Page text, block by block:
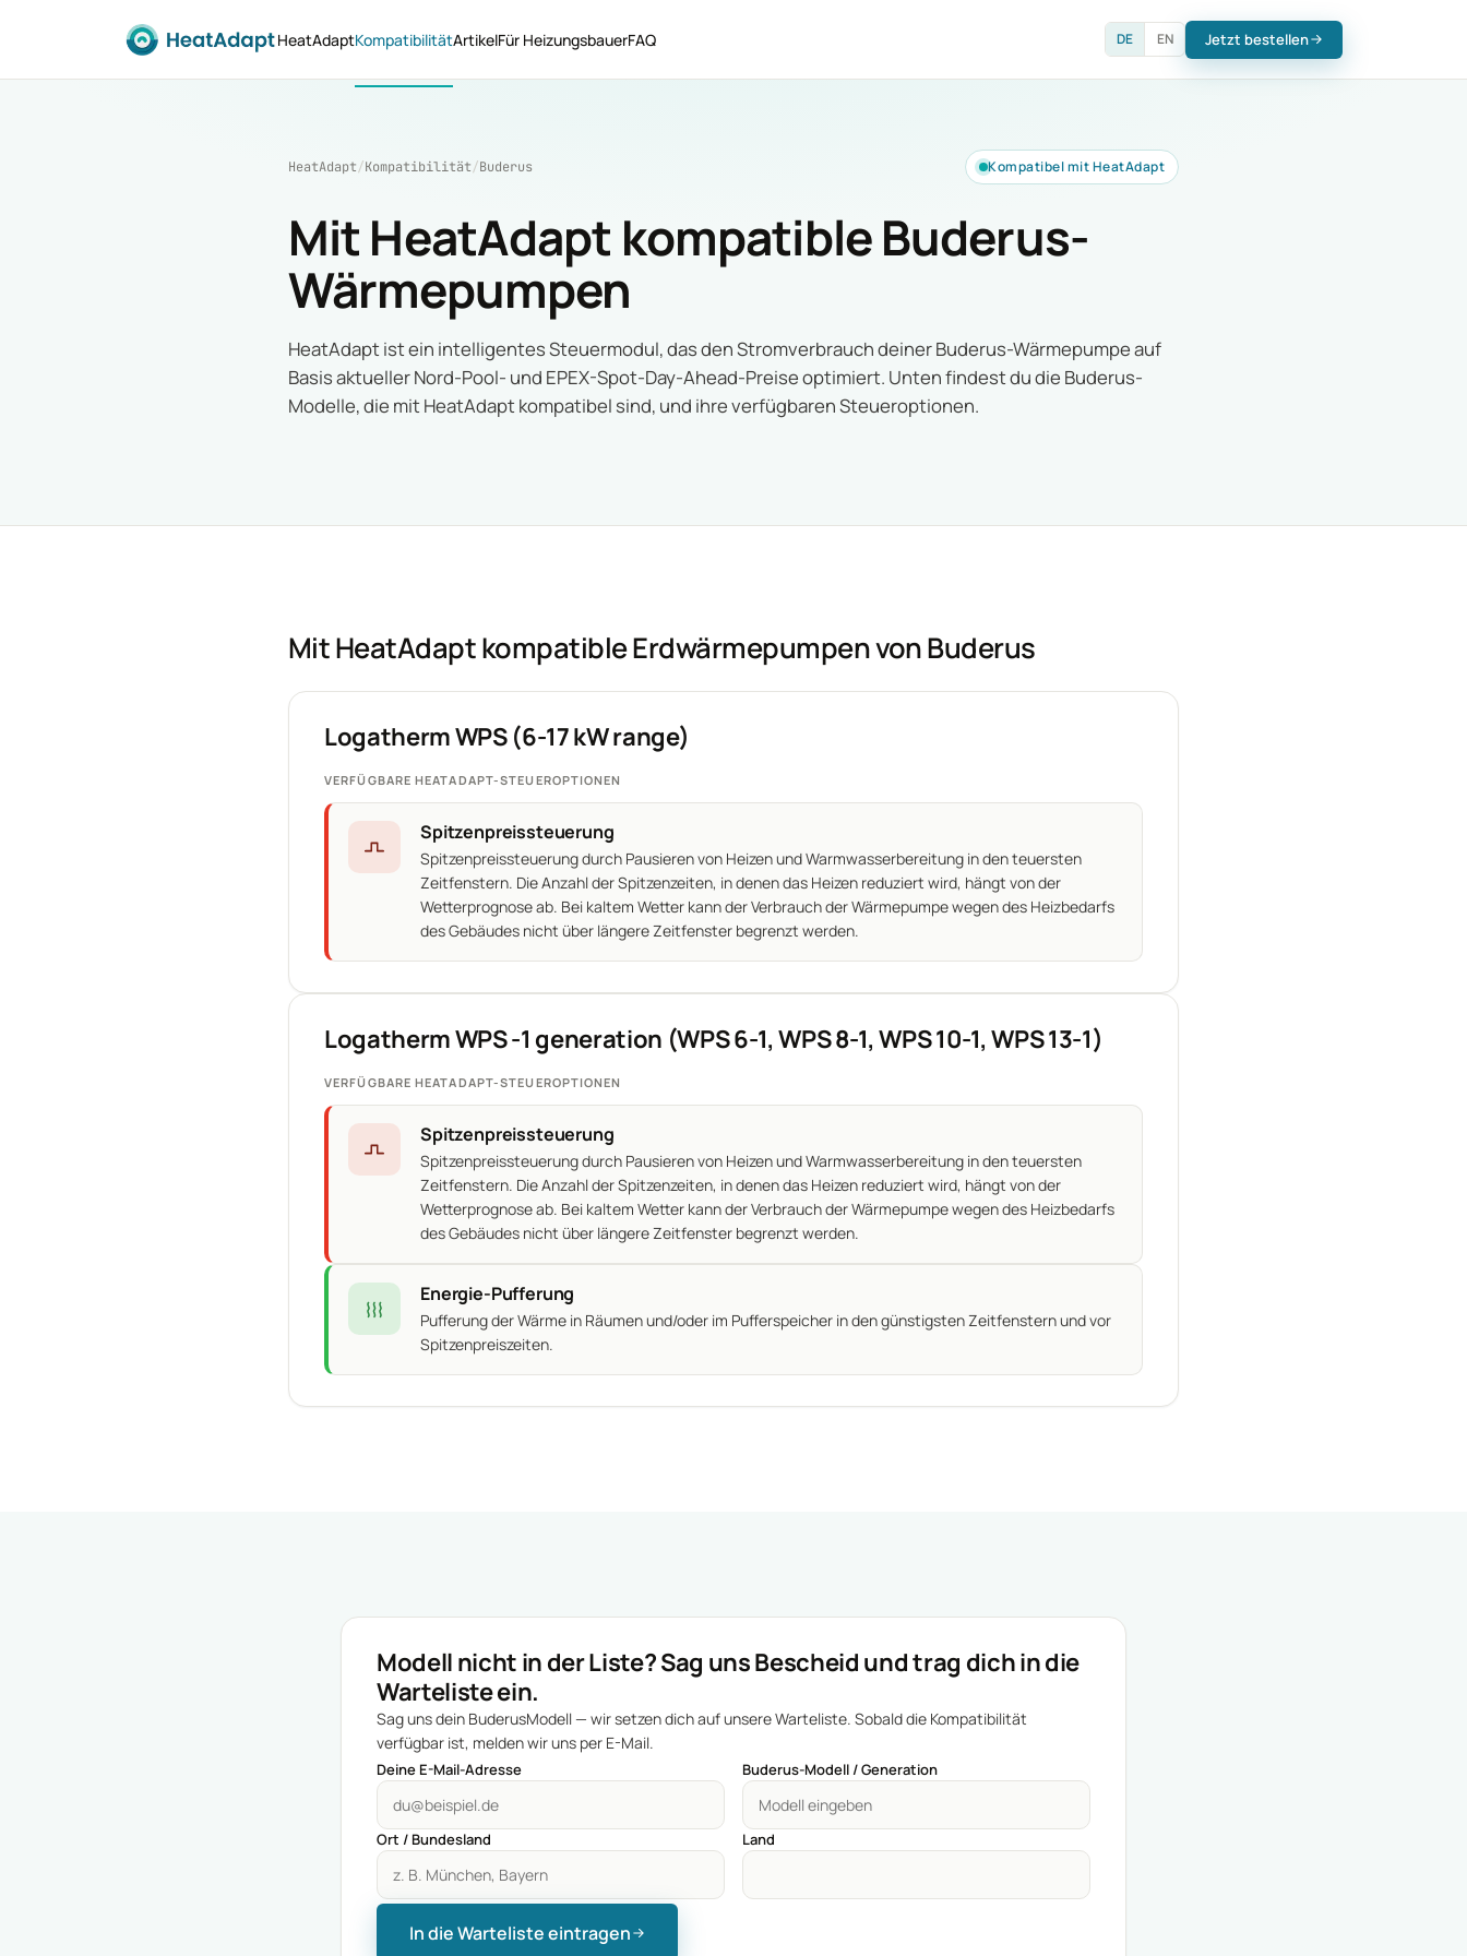
HeatAdaptKompatibilitätArtikelFür HeizungsbauerFAQ DE EN Jetzt bestellen
HeatAdapt/Kompatibilität/Buderus Kompatibel mit HeatAdapt
Mit HeatAdapt kompatible Buderus-
Wärmepumpen
HeatAdapt ist ein intelligentes Steuermodul, das den Stromverbrauch deiner Buderus-Wärmepumpe auf
Basis aktueller Nord-Pool- und EPEX-Spot-Day-Ahead-Preise optimiert. Unten findest du die Buderus-
Modelle, die mit HeatAdapt kompatibel sind, und ihre verfügbaren Steueroptionen.
Mit HeatAdapt kompatible Erdwärmepumpen von Buderus
Logatherm WPS (6-17 kW range)
VERFÜGBARE HEATADAPT-STEUEROPTIONEN
Spitzenpreissteuerung
Spitzenpreissteuerung durch Pausieren von Heizen und Warmwasserbereitung in den teuersten
Zeitfenstern. Die Anzahl der Spitzenzeiten, in denen das Heizen reduziert wird, hängt von der
Wetterprognose ab. Bei kaltem Wetter kann der Verbrauch der Wärmepumpe wegen des Heizbedarfs
des Gebäudes nicht über längere Zeitfenster begrenzt werden.
Logatherm WPS -1 generation (WPS 6-1, WPS 8-1, WPS 10-1, WPS 13-1)
VERFÜGBARE HEATADAPT-STEUEROPTIONEN
Spitzenpreissteuerung
Spitzenpreissteuerung durch Pausieren von Heizen und Warmwasserbereitung in den teuersten
Zeitfenstern. Die Anzahl der Spitzenzeiten, in denen das Heizen reduziert wird, hängt von der
Wetterprognose ab. Bei kaltem Wetter kann der Verbrauch der Wärmepumpe wegen des Heizbedarfs
des Gebäudes nicht über längere Zeitfenster begrenzt werden.
Energie-Pufferung
Pufferung der Wärme in Räumen und/oder im Pufferspeicher in den günstigsten Zeitfenstern und vor
Spitzenpreiszeiten.
Modell nicht in der Liste? Sag uns Bescheid und trag dich in die
Warteliste ein.
Sag uns dein BuderusModell — wir setzen dich auf unsere Warteliste. Sobald die Kompatibilität
verfügbar ist, melden wir uns per E-Mail.
Deine E-Mail-Adresse Buderus-Modell / Generation
Ort / Bundesland Land
In die Warteliste eintragen